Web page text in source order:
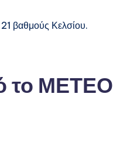
βαθμούς Κελσίου.
το ΜΕΤΕΟ